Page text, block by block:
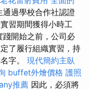
過學校合作社認證
習期間獲得小時工
開始之前，公司必
了履行組織實習，持
字。 現代簡約主臥
buffet外燴價格 護照
推薦 因此，必須將